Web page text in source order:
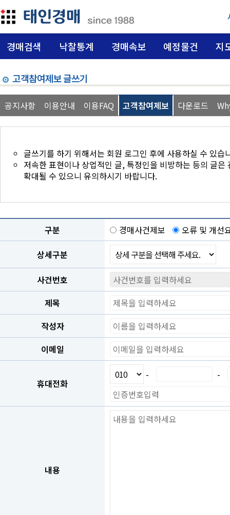
경매검색 낙찰통계 경매속보 예정물건 지
고객참여제보 글쓰기
공지사항 이용안내 이용FAQ 고객참여제보 다운로드
글쓰기를 하기 위해서는 회원 로그인 후에 사용하실 수 있습
저속한 표현이나 상업적인 글, 특정인을 비방하는 등의 글
확대될 수 있으니 유의하시기 바랍니다.
구분 경매사건제보
오류 및 개선
상세구분
사건번호
제목
작성자
이메일
휴대전화
- -
내용